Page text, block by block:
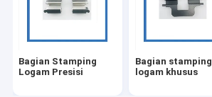
Mesin Pengecoran
Kopling Berulir Baja
Lengan Bushing Logam
Bagian Stamping
Logam Presisi
Bagian stamping
logam khusus